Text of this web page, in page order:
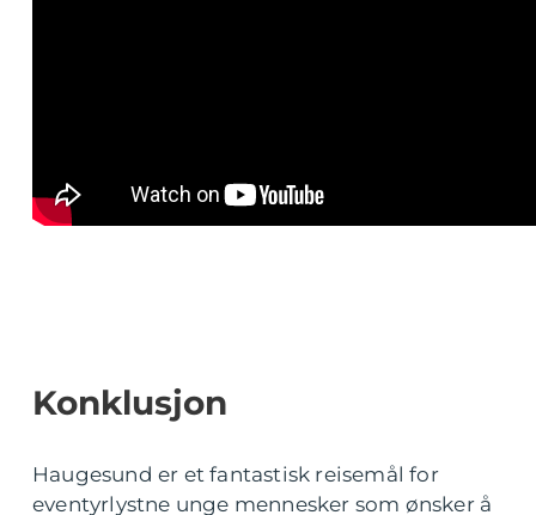
Konklusjon
Haugesund er et fantastisk reisemål for
eventyrlystne unge mennesker som ønsker å